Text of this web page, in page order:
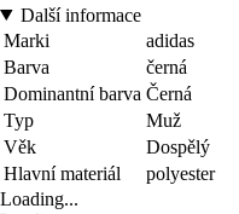
Další informace
Marki
adidas
Barva
černá
Dominantní barva Černá
Typ
Muž
Věk
Dospělý
Hlavní materiál
polyester
Loading...